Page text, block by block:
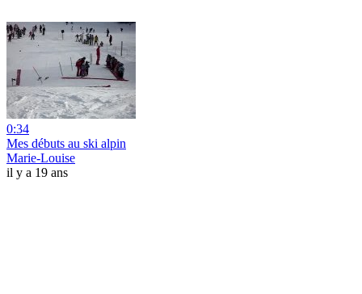
0:34
Mes débuts au ski alpin
Marie-Louise
il y a 19 ans